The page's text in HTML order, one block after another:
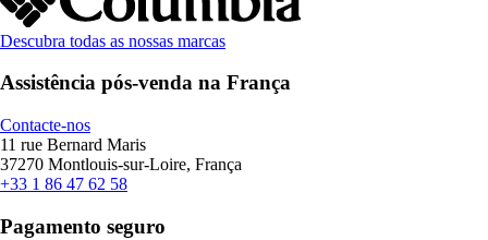
Descubra todas as nossas marcas
Assistência pós-venda na França
Contacte-nos
11 rue Bernard Maris
37270 Montlouis-sur-Loire, França
+33 1 86 47 62 58
Pagamento seguro